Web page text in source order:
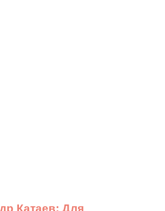
Катаев: Для